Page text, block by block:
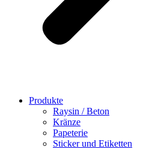
Produkte
Raysin / Beton
Kränze
Papeterie
Sticker und Etiketten